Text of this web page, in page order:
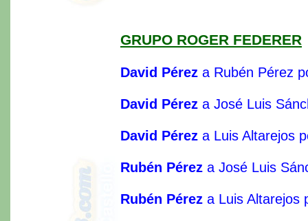
GRUPO ROGER FEDERER
David Pérez a Rubén Pérez
David Pérez a José Luis
David Pérez a Luis Altarejos
Rubén Pérez a José Luis
Rubén Pérez a Luis Altarejos